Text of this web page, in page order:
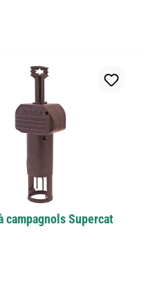
campagnols Supercat